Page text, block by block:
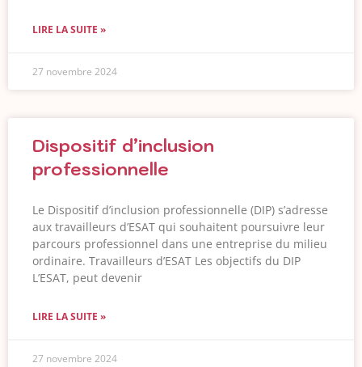
LIRE LA SUITE »
27 novembre 2024
Dispositif d’inclusion
professionnelle
Le Dispositif d’inclusion professionnelle (DIP) s’adresse
aux travailleurs d’ESAT qui souhaitent poursuivre leur
parcours professionnel dans une entreprise du milieu
ordinaire. Travailleurs d’ESAT Les objectifs du DIP
L’ESAT, peut devenir
LIRE LA SUITE »
27 novembre 2024